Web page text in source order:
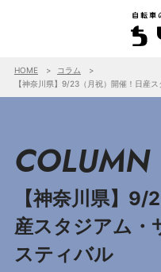
HOME
コラム
【神奈川県】9/23（月祝）開催！日産
COLUMN
【神奈川県】9/
産スタジアム・
スティバル